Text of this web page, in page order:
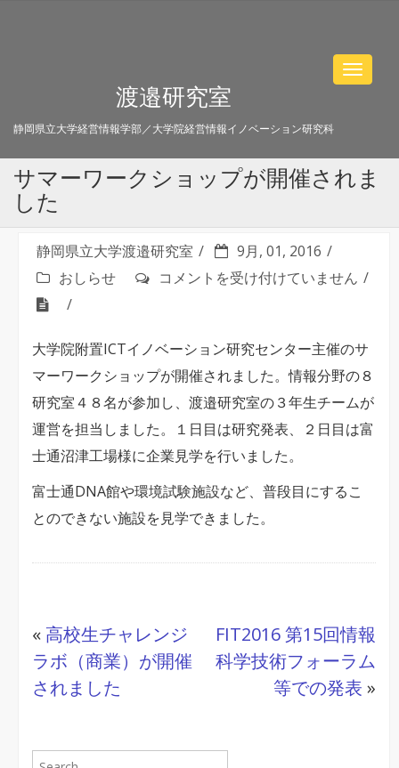
Toggle
渡邉研究室
静岡県立大学経営情報学部／大学院経営情報イノベーション研究科
サマーワークショップが開催されま
した
静岡県立大学渡邉研究室
9月, 01, 2016
おしらせ
サ
ワ
ー
ク
シ
ョ
ッ
プ
れ
は
コメントを受け付けていません
大学院附置ICTイノベーション研究センター主催のサ
マーワークショップが開催されました。情報分野の８
研究室４８名が参加し、渡邉研究室の３年生チームが
運営を担当しました。１日目は研究発表、２日目は富
士通沼津工場様に企業見学を行いました。
富士通DNA館や環境試験施設など、普段目にするこ
とのできない施設を見学できました。
« 高校生チャレンジ
ラボ（商業）が開催
されました
FIT2016 第15回情報
科学技術フォーラム
等での発表 »